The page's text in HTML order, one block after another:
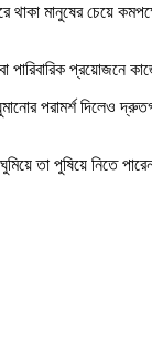
মানুষের চেয়ে
প্রয়োজনে
পরামর্শ দিলেও
তা পুষিয়ে নিতে